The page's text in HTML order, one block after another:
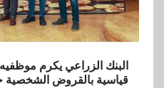
البنك الزراعي يكرم
قياسية بالقروض الشخصية خلال